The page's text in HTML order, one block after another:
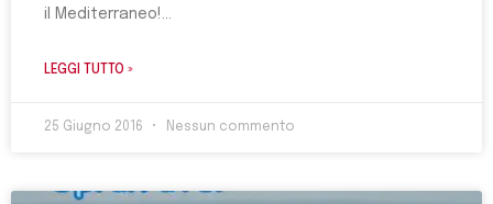
il Mediterraneo!
LEGGI TUTTO »
25 Giugno 2016 Nessun commento